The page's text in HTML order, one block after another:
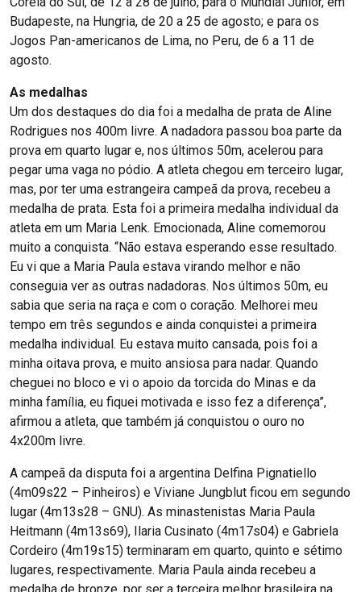
Budapeste, na Hungria, de 20 a 25 de agosto; e para os
Jogos Pan-americanos de Lima, no Peru, de 6 a 11 de
agosto.
As medalhas
Um dos destaques do dia foi a medalha de prata de Aline
Rodrigues nos 400m livre. A nadadora passou boa parte da
prova em quarto lugar e, nos últimos 50m, acelerou para
pegar uma vaga no pódio. A atleta chegou em terceiro lugar,
mas, por ter uma estrangeira campeã da prova, recebeu a
medalha de prata. Esta foi a primeira medalha individual da
atleta em um Maria Lenk. Emocionada, Aline comemorou
muito a conquista. “Não estava esperando esse resultado.
Eu vi que a Maria Paula estava virando melhor e não
conseguia ver as outras nadadoras. Nos últimos 50m, eu
sabia que seria na raça e com o coração. Melhorei meu
tempo em três segundos e ainda conquistei a primeira
medalha individual. Eu estava muito cansada, pois foi a
minha oitava prova, e muito ansiosa para nadar. Quando
cheguei no bloco e vi o apoio da torcida do Minas e da
minha família, eu fiquei motivada e isso fez a diferença”,
afirmou a atleta, que também já conquistou o ouro no
4x200m livre.
A campeã da disputa foi a argentina Delfina Pignatiello
(4m09s22 – Pinheiros) e Viviane Jungblut ficou em segundo
lugar (4m13s28 – GNU). As minastenistas Maria Paula
Heitmann (4m13s69), Ilaria Cusinato (4m17s04) e Gabriela
Cordeiro (4m19s15) terminaram em quarto, quinto e sétimo
lugares, respectivamente. Maria Paula ainda recebeu a